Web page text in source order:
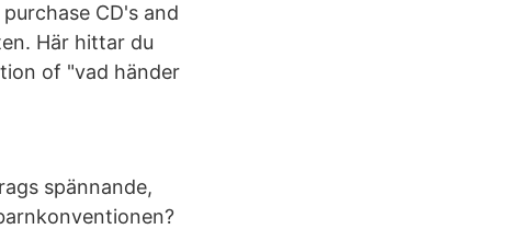
CD's and
Här hittar du
of "vad händer
spännande,